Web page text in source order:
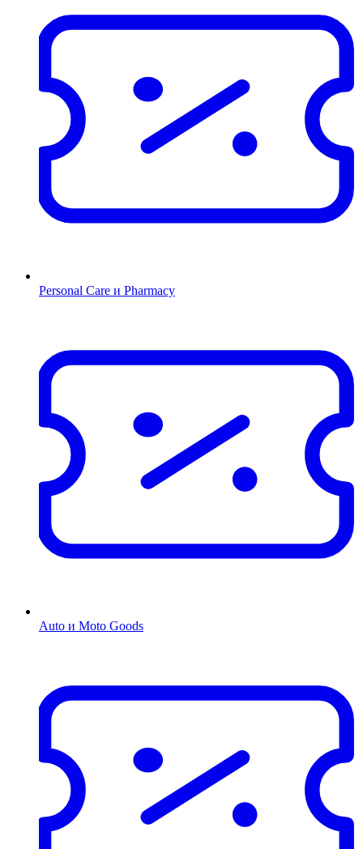
Personal Care и Pharmacy
Auto и Moto Goods